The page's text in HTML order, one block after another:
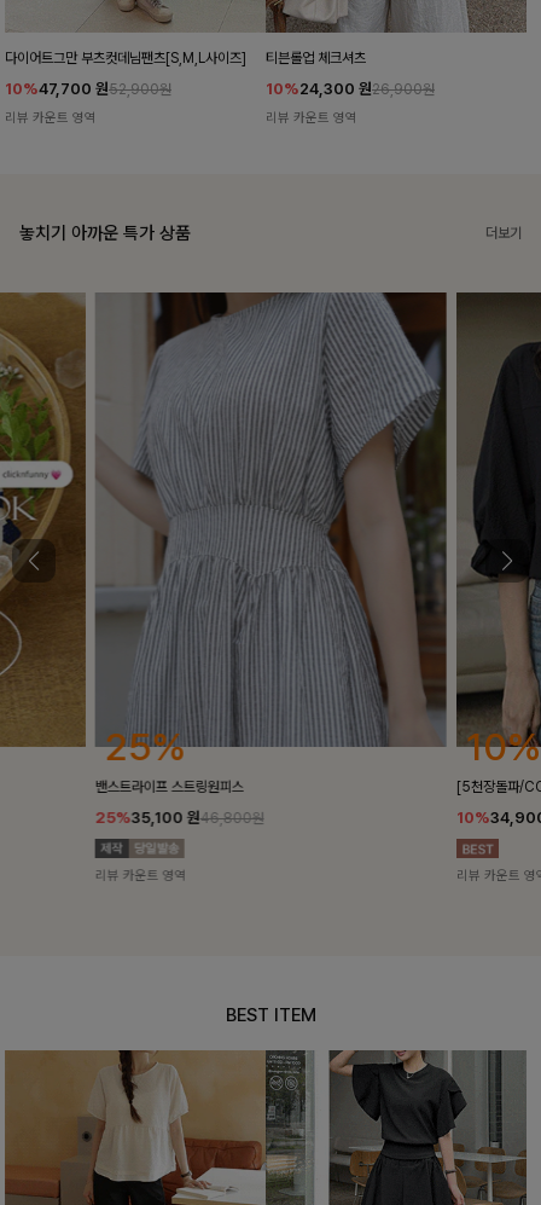
다이어트그만 부츠컷데님팬츠[S,M,L사이즈]
10%47,700 원52,900원
리뷰 카운트 영역
티븐롤업 체크셔츠
10%24,300 원26,900원
리뷰 카운트 영역
놓치기 아까운 특가 상품 더보기
25%
밴스트라이프 스트링원피스
25%35,100 원46,800원
리뷰 카운트 영역
10%
[5천장돌파/
10%
리뷰 카운트 영
BEST ITEM